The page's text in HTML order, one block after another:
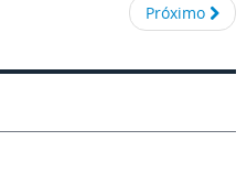
Próximo